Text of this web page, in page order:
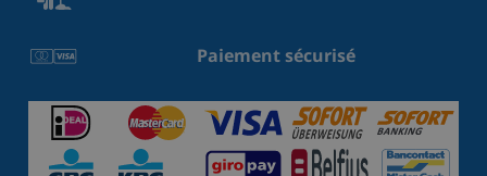
Paiement sécurisé